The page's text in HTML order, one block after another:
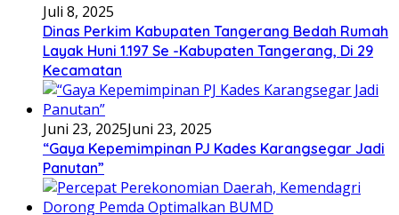
Juli 8, 2025
Dinas Perkim Kabupaten Tangerang Bedah Rumah
Layak Huni 1.197 Se -Kabupaten Tangerang, Di 29
Kecamatan
Juni 23, 2025Juni 23, 2025
“Gaya Kepemimpinan PJ Kades Karangsegar Jadi
Panutan”